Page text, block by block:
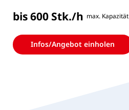
bis 600 Stk./h max. Kapazität
Infos/Angebot einholen